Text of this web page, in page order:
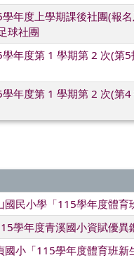
年度上學期課後社團(報
球社團
年度第 1 學期第 2 次(第
年度第 1 學期第 2 次(第
國民小學「115學年度體育
學年度青溪國小資賦優異
國小「115學年度體育班